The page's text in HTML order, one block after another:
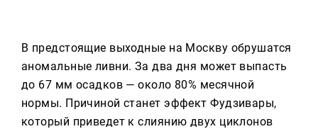
В предстоящие выходные на Москву обрушатся
аномальные ливни. За два дня может выпасть
до 67 мм осадков — около 80% месячной
нормы. Причиной станет эффект Фудзивары,
который приведет к слиянию двух циклонов